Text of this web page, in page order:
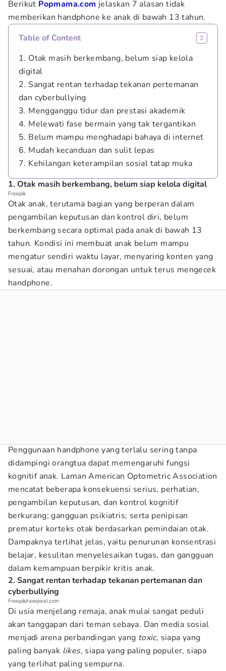
Berikut Popmama.com jelaskan 7 alasan tidak
memberikan handphone ke anak di bawah 13 tahun.
Table of Content
1. Otak masih berkembang, belum siap kelola
digital
2. Sangat rentan terhadap tekanan pertemanan
dan cyberbullying
3. Mengganggu tidur dan prestasi akademik
4. Melewati fase bermain yang tak tergantikan
5. Belum mampu menghadapi bahaya di internet
6. Mudah kecanduan dan sulit lepas
7. Kehilangan keterampilan sosial tatap muka
1. Otak masih berkembang, belum siap kelola digital
Freepik
Otak anak, terutama bagian yang berperan dalam
pengambilan keputusan dan kontrol diri, belum
berkembang secara optimal pada anak di bawah 13
tahun. Kondisi ini membuat anak belum mampu
mengatur sendiri waktu layar, menyaring konten yang
sesuai, atau menahan dorongan untuk terus mengecek
handphone.
Penggunaan handphone yang terlalu sering tanpa
didampingi orangtua dapat memengaruhi fungsi
kognitif anak. Laman American Optometric Association
mencatat beberapa konsekuensi serius, perhatian,
pengambilan keputusan, dan kontrol kognitif
berkurang; gangguan psikiatris; serta penipisan
prematur korteks otak berdasarkan pemindaian otak.
Dampaknya terlihat jelas, yaitu penurunan konsentrasi
belajar, kesulitan menyelesaikan tugas, dan gangguan
dalam kemampuan berpikir kritis anak.
2. Sangat rentan terhadap tekanan pertemanan dan
cyberbullying
Freepik/rawpixel.com
Di usia menjelang remaja, anak mulai sangat peduli
akan tanggapan dari teman sebaya. Dan media sosial
menjadi arena perbandingan yang toxic, siapa yang
paling banyak likes, siapa yang paling populer, siapa
yang terlihat paling sempurna.